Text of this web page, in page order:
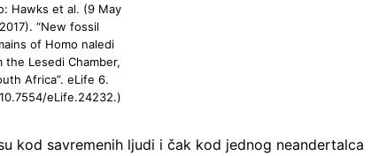
Hawks et al. (9 May
2017). “New fossil
of Homo naledi
the Lesedi Chamber,
Africa”. eLife 6.
eLife.24232.)
kod savremenih ljudi i čak kod jednog neandertalca